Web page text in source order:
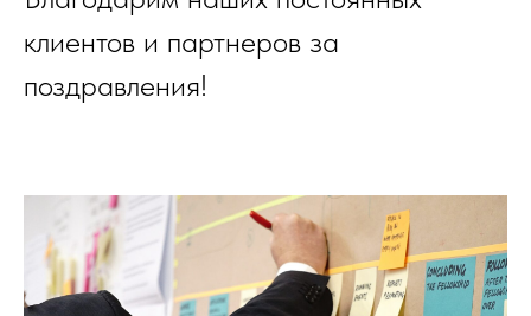
клиентов и партнеров за
поздравления!